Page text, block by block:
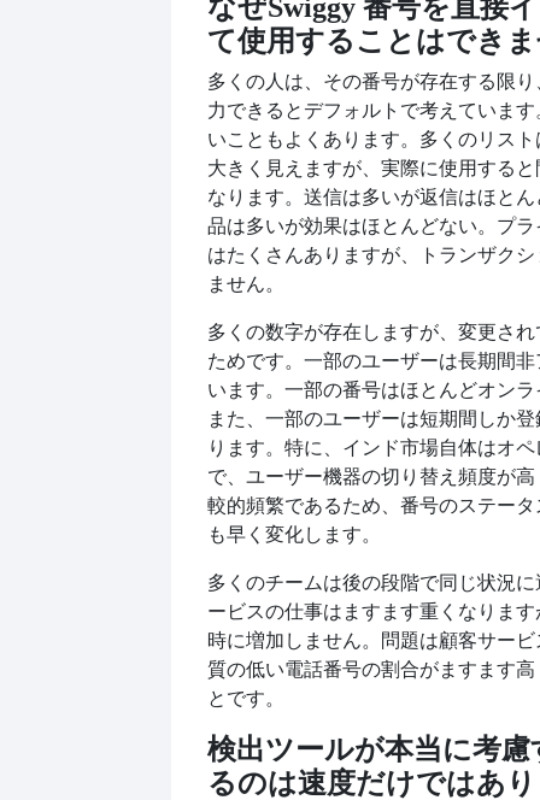
なぜSwiggy 番号を直接
て使用することはでき
多くの人は、その番号が存在する限
力できるとデフォルトで考えていま
いこともよくあります。多くのリス
大きく見えますが、実際に使用する
なります。送信は多いが返信はほと
品は多いが効果はほとんどない。プ
はたくさんありますが、トランザク
ません。
多くの数字が存在しますが、変更さ
ためです。一部のユーザーは長期間
います。一部の番号はほとんどオン
また、一部のユーザーは短期間しか
ります。特に、インド市場自体はオ
で、ユーザー機器の切り替え頻度が
較的頻繁であるため、番号のステー
も早く変化します。
多くのチームは後の段階で同じ状況
ービスの仕事はますます重くなりま
時に増加しません。問題は顧客サー
質の低い電話番号の割合がますます
とです。
検出ツールが本当に考
るのは速度だけではあ